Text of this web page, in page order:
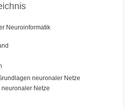
Neuroinformatik
neuronaler Netze
Netze